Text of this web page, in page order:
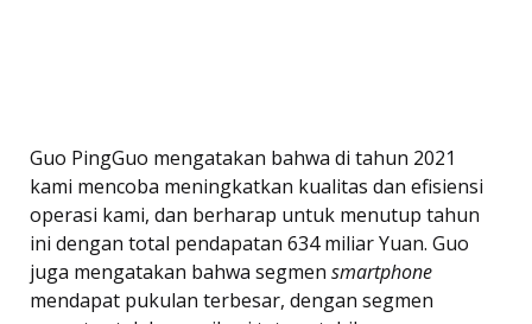
Guo PingGuo mengatakan bahwa di tahun 2021
kami mencoba meningkatkan kualitas dan efisiensi
operasi kami, dan berharap untuk menutup tahun
ini dengan total pendapatan 634 miliar Yuan. Guo
juga mengatakan bahwa segmen smartphone
mendapat pukulan terbesar, dengan segmen